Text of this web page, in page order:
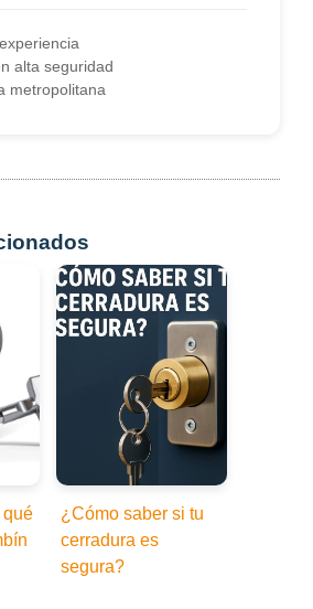
alta seguridad
metropolitana
qué
¿Cómo saber si tu
cerradura es
segura?